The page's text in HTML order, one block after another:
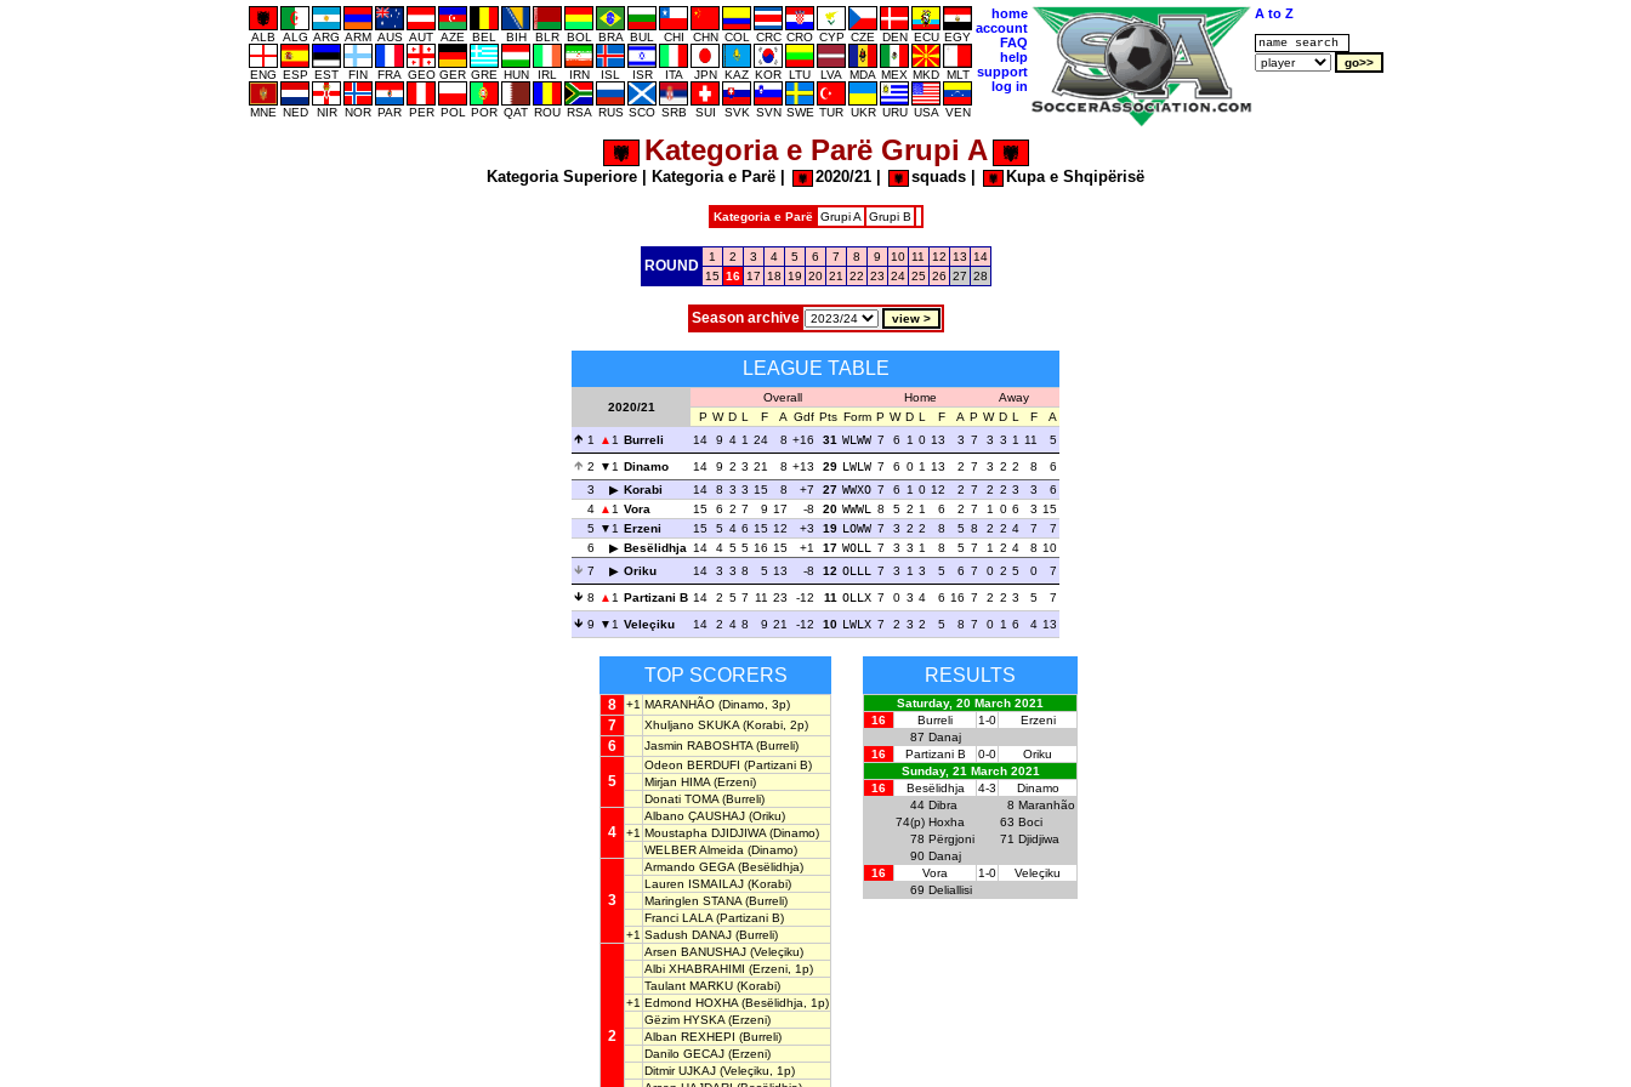
ALB ALG ARG ARM AUS AUT AZE BEL BIH BLR BOL BRA BUL CHI CHN COL CRC CRO CYP CZE DEN ECU EGY
ENG ESP EST FIN FRA GEO GER GRE HUN IRL IRN ISL ISR ITA JPN KAZ KOR LTU LVA MDA MEX MKD MLT
MNE NED NIR NOR PAR PER POL POR QAT ROU RSA RUS SCO SRB SUI SVK SVN SWE TUR UKR URU USA VEN
home
account
FAQ
help
support
log in
A to Z
Kategoria e Parë Grupi A
Kategoria Superiore Kategoria e Parë 2020/21 squads Kupa e Shqipërisë
Kategoria e Parë Grupi A Grupi B
ROUND
1 2 3 4 5 6 7 8 9 10 11 12 13
14
15 16 17 18 19 20 21 22 23 24 25 26 27 28
Season archive
LEAGUE TABLE
2020/21
Overall Home
Away
P W D L F A Gdf Pts Form P W D L F A P W D L F
A
1
1 Burreli 14 9 4 1 24 8 +16 31 WLWW 7 6 1 0 13 3 7 3 3 1 11
5
2
1 Dinamo 14 9 2 3 21 8 +13 29 LWLW 7 6 0 1 13 2 7 3 2 2 8
6
3
Korabi 14 8 3 3 15 8 +7 27 WWXO 7 6 1 0 12 2 7 2 2 3 3
6
4
1 Vora 15 6 2 7 9 17 -8 20 WWWL 8 5 2 1 6 2 7 1 0 6 3 15
5
1 Erzeni 15 5 4 6 15 12 +3 19 LOWW 7 3 2 2 8 5 8 2 2 4 7
7
6
Besëlidhja 14 4 5 5 16 15 +1 17 WOLL 7 3 3 1 8 5 7 1 2 4 8 10
7
Oriku 14 3 3 8 5 13 -8 12 OLLL 7 3 1 3 5 6 7 0 2 5 0
7
8
1 Partizani B 14 2 5 7 11 23 -12 11 OLLX 7 0 3 4 6 16 7 2 2 3 5
7
9
1 Veleçiku 14 2 4 8 9 21 -12 10 LWLX 7 2 3 2 5 8 7 0 1 6 4 13
TOP SCORERS
8 +1 MARANHÃO (Dinamo, 3p)
7 Xhuljano SKUKA (Korabi, 2p)
6 Jasmin RABOSHTA (Burreli)
5
Odeon BERDUFI (Partizani B)
Mirjan HIMA (Erzeni)
Donati TOMA (Burreli)
4
Albano ÇAUSHAJ (Oriku)
+1 Moustapha DJIDJIWA (Dinamo)
WELBER Almeida (Dinamo)
3
Armando GEGA (Besëlidhja)
Lauren ISMAILAJ (Korabi)
Maringlen STANA (Burreli)
Franci LALA (Partizani B)
+1 Sadush DANAJ (Burreli)
2
Arsen BANUSHAJ (Veleçiku)
Albi XHABRAHIMI (Erzeni, 1p)
Taulant MARKU (Korabi)
+1 Edmond HOXHA (Besëlidhja, 1p)
Gëzim HYSKA (Erzeni)
Alban REXHEPI (Burreli)
Danilo GECAJ (Erzeni)
Ditmir UJKAJ (Veleçiku, 1p)
RESULTS
Saturday, 20 March 2021
16
Burreli 1-0
Erzeni
87 Danaj
16
Partizani B 0-0
Oriku
Sunday, 21 March 2021
16
Besëlidhja 4-3
Dinamo
44 Dibra 8 Maranhão
74(p) Hoxha 63 Boci
78 Përgjoni 71 Djidjiwa
90 Danaj
16
Vora 1-0
Veleçiku
69 Deliallisi